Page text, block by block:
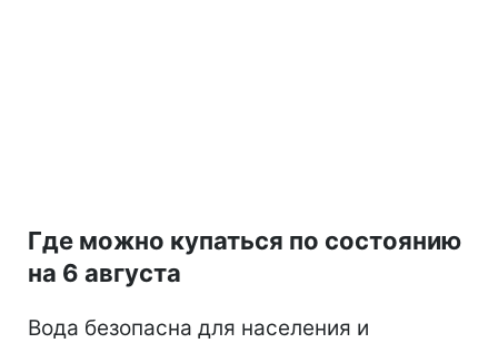
Где можно купаться по состоянию
на 6 августа
Вода безопасна для населения и